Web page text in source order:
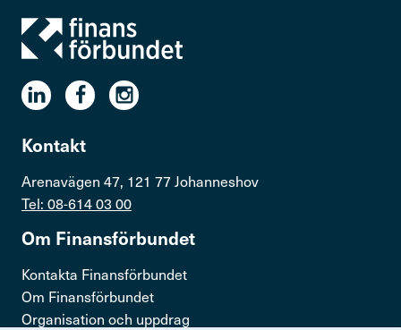
Kontakt
Arenavägen 47, 121 77 Johanneshov
Tel: 08-614 03 00
Om Finans­för­bundet
Kontakta Finansförbundet
Om Finansförbundet
Organisation och uppdrag